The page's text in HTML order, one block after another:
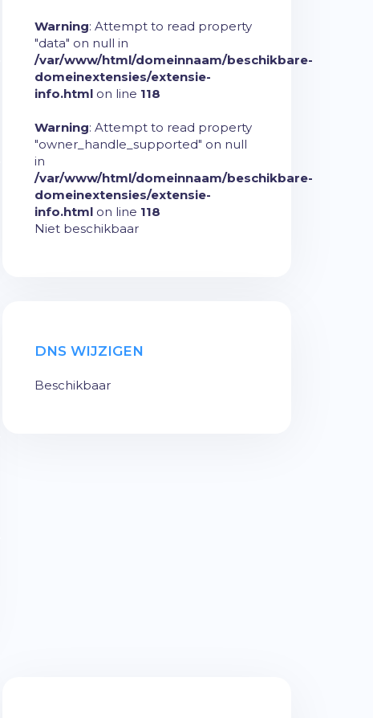
Warning: Attempt to read property
"data" on null in
/var/www/html/domeinnaam/beschikbare-
domeinextensies/extensie-
info.html on line 118
Warning: Attempt to read property
"owner_handle_supported" on null
in
/var/www/html/domeinnaam/beschikbare-
domeinextensies/extensie-
info.html on line 118
Niet beschikbaar
DNS WIJZIGEN
Beschikbaar